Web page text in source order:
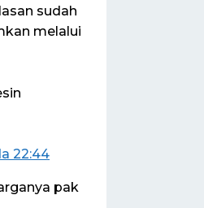
sudah
melalui
22:44
pak